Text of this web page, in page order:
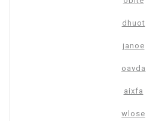
dhuot
janoe
oavda
aixfa
wlose